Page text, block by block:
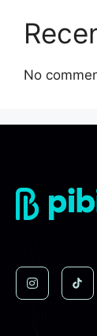
No